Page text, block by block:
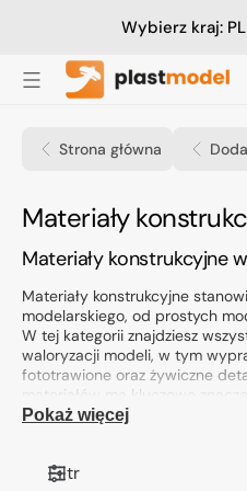
Wybierz kraj: PL
Strona główna
Kolekcja:
Materiały
Materiały konstrukcyjne
Materiały konstrukcyjne
modelarskiego, od prostych
W tej kategorii znajdziesz
waloryzacji modeli, w tym
fototrawione oraz żywiczne
materiałów ma kluczowe
finalnego produktu.
Pokaż więcej
Filtr